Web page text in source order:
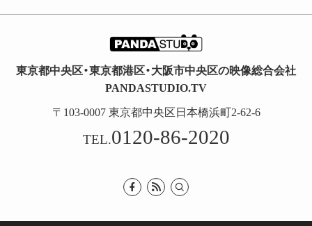
東京都中央区・東京都港区・大阪市中央区の映像総合会社
PANDASTUDIO.TV
〒103-0007 東京都中央区日本橋浜町2-62-6
TEL.0120-86-2020